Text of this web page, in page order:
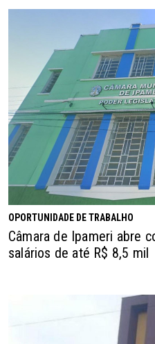
OPORTUNIDADE DE TRABALHO
Câmara de Ipameri abre
salários de até R$ 8,5 mil